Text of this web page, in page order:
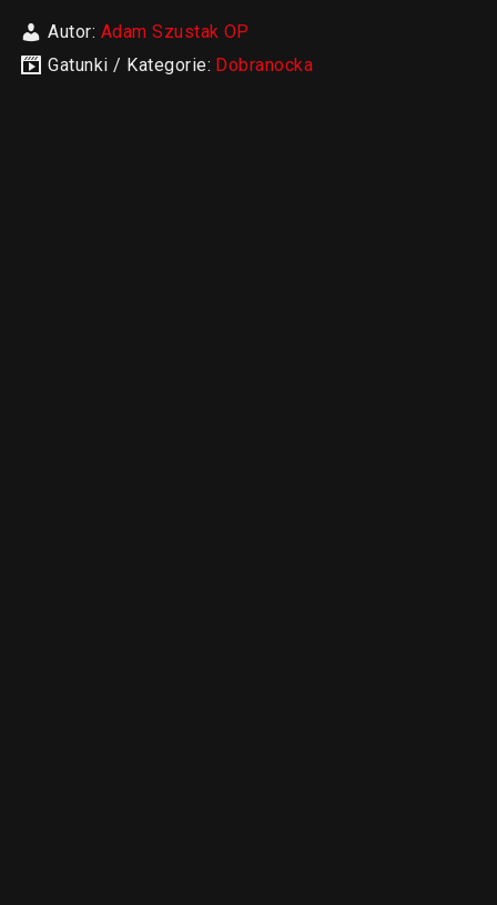
Autor: Adam Szustak OP
Gatunki / Kategorie: Dobranocka